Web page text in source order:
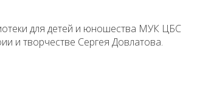
для детей и юношества МУК ЦБС
и творчестве Сергея Довлатова.